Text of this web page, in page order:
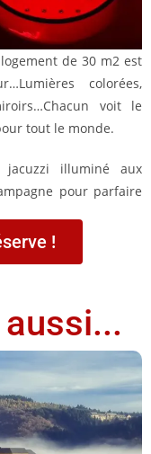
de 30 m2 est
colorées,
voit le
tout le monde.
jacuzzi illuminé aux
pour parfaire
!